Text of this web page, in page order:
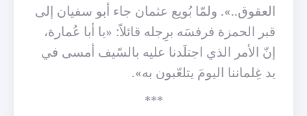
العقوق..». ولمّا بُويع عثمان جاء أبو سفيان إلى
قبر الحمزة فرفسَه برِجله قائلاً: «يا أبا عُمارة،
إنّ الأمر الذي اجتلَدنا عليه بالسّيف أمسى في
يد غِلماننا اليومَ يتلعّبون به».
***